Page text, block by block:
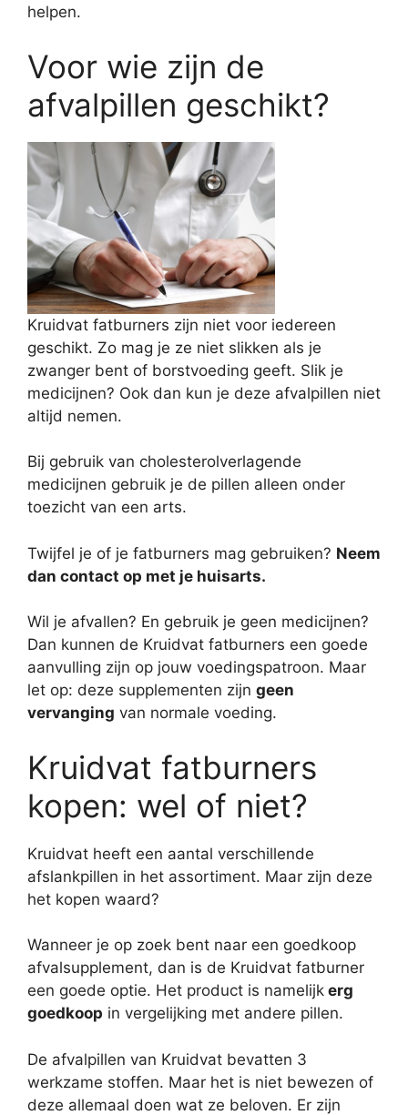
helpen.
Voor wie zijn de
afvalpillen geschikt?
Kruidvat fatburners zijn niet voor iedereen
geschikt. Zo mag je ze niet slikken als je
zwanger bent of borstvoeding geeft. Slik je
medicijnen? Ook dan kun je deze afvalpillen niet
altijd nemen.
Bij gebruik van cholesterolverlagende
medicijnen gebruik je de pillen alleen onder
toezicht van een arts.
Twijfel je of je fatburners mag gebruiken? Neem
dan contact op met je huisarts.
Wil je afvallen? En gebruik je geen medicijnen?
Dan kunnen de Kruidvat fatburners een goede
aanvulling zijn op jouw voedingspatroon. Maar
let op: deze supplementen zijn geen
vervanging van normale voeding.
Kruidvat fatburners
kopen: wel of niet?
Kruidvat heeft een aantal verschillende
afslankpillen in het assortiment. Maar zijn deze
het kopen waard?
Wanneer je op zoek bent naar een goedkoop
afvalsupplement, dan is de Kruidvat fatburner
een goede optie. Het product is namelijk erg
goedkoop in vergelijking met andere pillen.
De afvalpillen van Kruidvat bevatten 3
werkzame stoffen. Maar het is niet bewezen of
deze allemaal doen wat ze beloven. Er zijn